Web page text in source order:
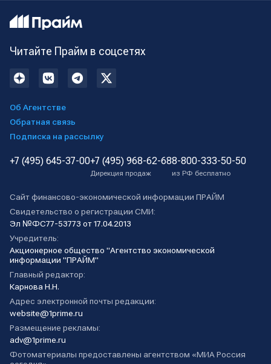
Читайте Прайм в соцсетях
Об Агентстве
Обратная связь
Подписка на рассылку
+7 (495) 645-37-00+7 (495) 968-62-68
Дирекция продаж
8-800-333-50-50
из РФ бесплатно
Сайт финансово-экономической информации ПРАЙМ
Свидетельство о регистрации СМИ:
Эл №ФС77-53773 от 17.04.2013
Учредитель:
Акционерное общество "Агентство экономической
информации "ПРАЙМ"
Главный редактор:
Карнова Н.Н.
Адрес электронной почты редакции:
website@1prime.ru
Размещение рекламы:
adv@1prime.ru
Фотоматериалы предоставлены агентством «МИА Россия